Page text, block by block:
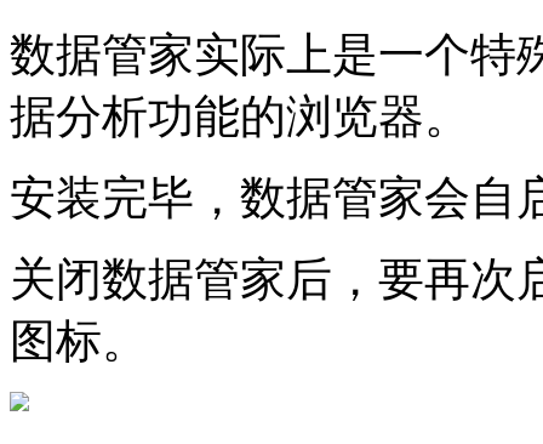
数据管家实际上是一个特
据分析功能的浏览器。
安装完毕，数据管家会自
关闭数据管家后，要再次
图标。